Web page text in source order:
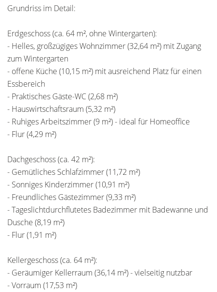
Grundriss im Detail:
Erdgeschoss (ca. 64 m², ohne Wintergarten):
- Helles, großzügiges Wohnzimmer (32,64 m²) mit Zugang
zum Wintergarten
- offene Küche (10,15 m²) mit ausreichend Platz für einen
Essbereich
- Praktisches Gäste-WC (2,68 m²)
- Hauswirtschaftsraum (5,32 m²)
- Ruhiges Arbeitszimmer (9 m²) - ideal für Homeoffice
- Flur (4,29 m²)
Dachgeschoss (ca. 42 m²):
- Gemütliches Schlafzimmer (11,72 m²)
- Sonniges Kinderzimmer (10,91 m²)
- Freundliches Gästezimmer (9,33 m²)
- Tageslichtdurchflutetes Badezimmer mit Badewanne und
Dusche (8,19 m²)
- Flur (1,91 m²)
Kellergeschoss (ca. 64 m²):
- Geräumiger Kellerraum (36,14 m²) - vielseitig nutzbar
- Vorraum (17,53 m²)